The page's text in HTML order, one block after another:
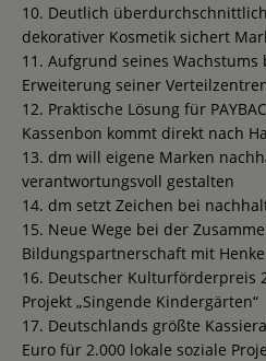
10. Deutlich
dekorativer Kosmetik sichert
11. Aufgrund seines
Erweiterung seiner
12. Praktische Lösung für
Kassenbon kommt direkt nach
13. dm will eigene Marken
verantwortungsvoll gestalten
14. dm setzt Zeichen bei
15. Neue Wege bei der
Bildungspartnerschaft mit
16. Deutscher Kulturförderpreis
Projekt „Singende Kindergärten“
17. Deutschlands größte
Euro für 2.000 lokale soziale